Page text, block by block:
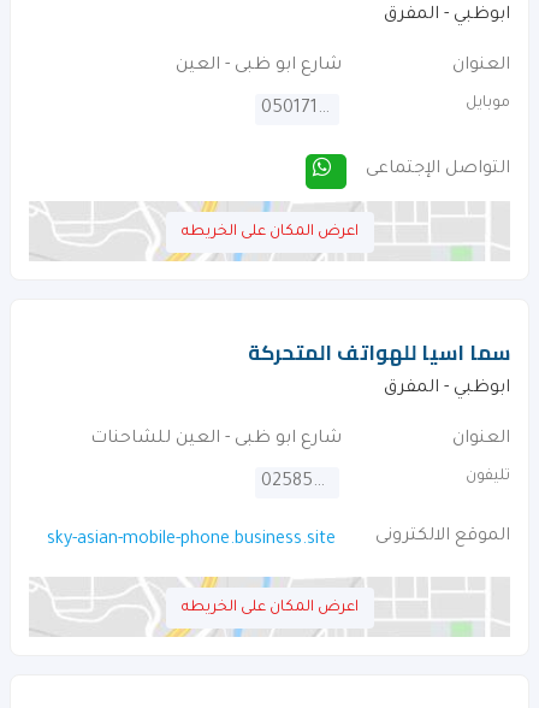
ابوظبي - المفرق
العنوان شارع ابو ظبى - العين
موبايل 0501718262
التواصل الإجتماعى
اعرض المكان على الخريطه
سما اسيا للهواتف المتحركة
ابوظبي - المفرق
العنوان شارع ابو ظبى - العين للشاحنات
تليفون 025856786
الموقع الالكترونى sky-asian-mobile-phone.business.site
اعرض المكان على الخريطه